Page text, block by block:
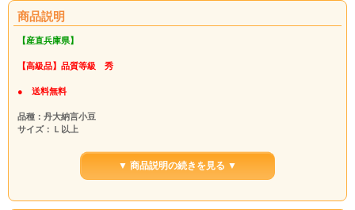
商品説明
【産直兵庫県】
【高級品】品質等級 秀
● 送料無料
品種：丹大納言小豆
サイズ：Ｌ以上
●新豆の出荷開始は１２月２０日過ぎ頃からです。
▼ 商品説明の続きを見る ▼